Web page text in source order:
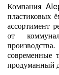
Компания
пластиковых
ассортимент
от
современные
продуманный